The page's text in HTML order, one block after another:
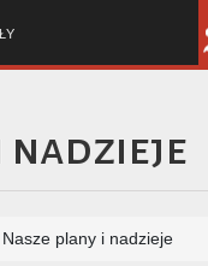
nadzieje
Nasze plany i nadzieje